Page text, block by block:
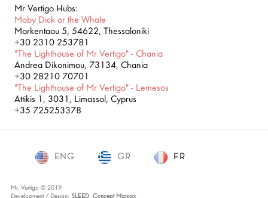
Mr Vertigo Hubs:
Moby Dick or the Whale
Morkentaou 5, 54622, Thessaloniki
+30 2310 253781
"The Lighthouse of Mr Vertigo" - Chania
Andrea Dikonimou, 73134, Chania
+30 28210 70701
"The Lighthouse of Mr Vertigo" - Lemesos
Attikis 1, 3031, Limassol, Cyprus
+35 725253378
ENG GR FR
Mr. Vertigo © 2019
Development / Design: SLEED, Concept Maniax